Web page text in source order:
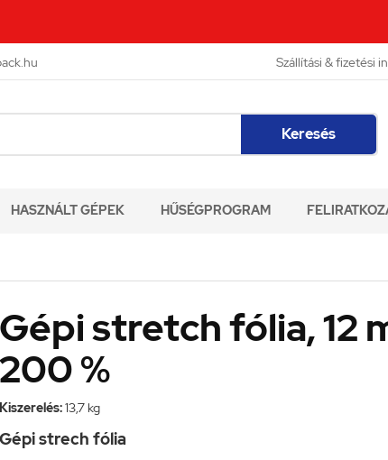
Szállítási & fizetési
Keresés
HASZNÁLT GÉPEK HŰSÉGPROGRAM
Gépi stretch fólia, 12
200 %
Kiszerelés:13,7 kg
Gépi strech fólia